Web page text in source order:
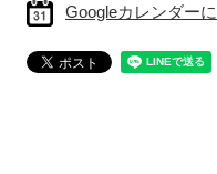
Googleカレンダー